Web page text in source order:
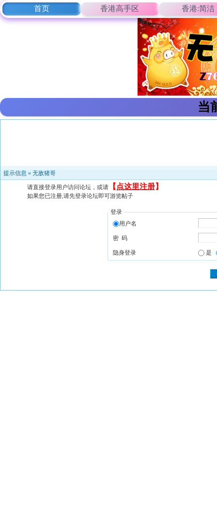
首页 香港高手区 香港:简洁
当
提示信息 » 无敌猪哥
请直接登录用户访问论坛，或请 【 点这里注册】
如果您已注册,请先登录论坛即可游览帖子
登录
用户名
密 码
隐身登录 是